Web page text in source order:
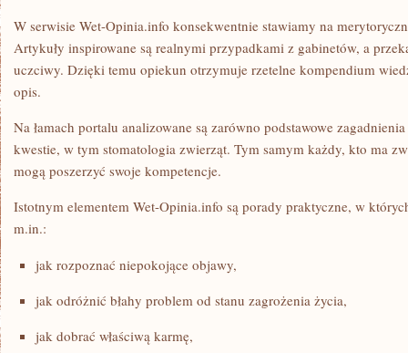
W serwisie Wet-Opinia.info konsekwentnie stawiamy na
Artykuły inspirowane są realnymi przypadkami z gabinetów, a
uczciwy. Dzięki temu opiekun otrzymuje rzetelne kompendium
opis.
Na łamach portalu analizowane są zarówno podstawowe
kwestie, w tym stomatologia zwierząt. Tym samym każdy, kto ma
mogą poszerzyć swoje kompetencje.
Istotnym elementem Wet-Opinia.info są porady praktyczne, w
m.in.:
jak rozpoznać niepokojące objawy,
jak odróżnić błahy problem od stanu zagrożenia życia,
jak dobrać właściwą karmę,